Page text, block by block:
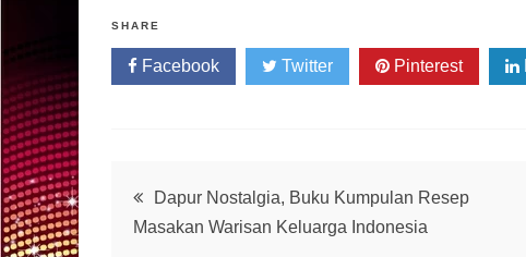
SHARE
Facebook Twitter Pinterest
PostDapur Nostalgia, Buku Kumpulan Resep
Masakan Warisan Keluarga Indonesia